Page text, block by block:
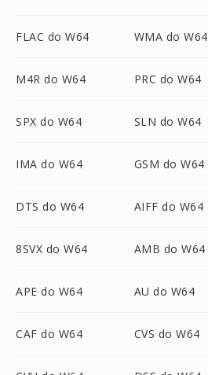
FLAC do W64 WMA do W64
M4R do W64 PRC do W64
SPX do W64 SLN do W64
IMA do W64 GSM do W64
DTS do W64 AIFF do W64
8SVX do W64 AMB do W64
APE do W64 AU do W64
CAF do W64 CVS do W64